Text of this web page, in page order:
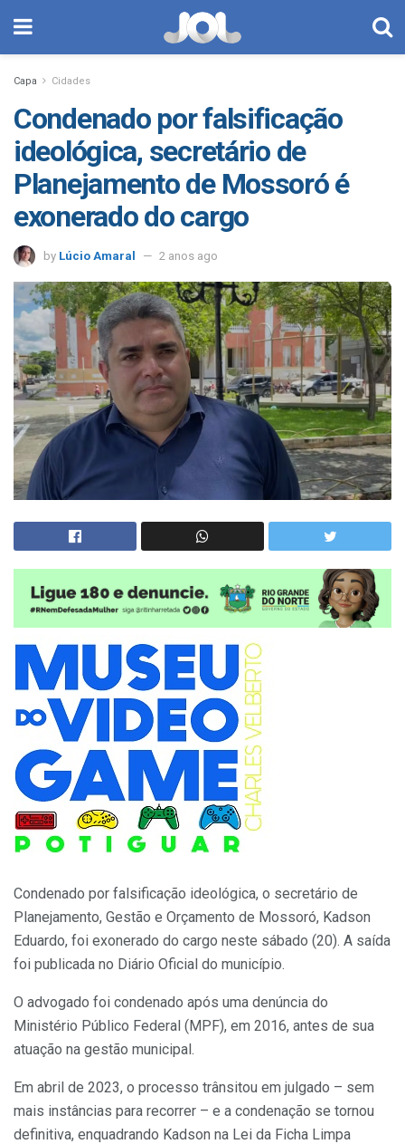
Capa Cidades
Condenado por falsificação
ideológica, secretário de
Planejamento de Mossoró é
exonerado do cargo
by Lúcio Amaral 2 anos ago
Condenado por falsificação ideológica, o secretário de
Planejamento, Gestão e Orçamento de Mossoró, Kadson
Eduardo, foi exonerado do cargo neste sábado (20). A saída
foi publicada no Diário Oficial do município.
O advogado foi condenado após uma denúncia do
Ministério Público Federal (MPF), em 2016, antes de sua
atuação na gestão municipal.
Em abril de 2023, o processo trânsitou em julgado – sem
mais instâncias para recorrer – e a condenação se tornou
definitiva, enquadrando Kadson na Lei da Ficha Limpa